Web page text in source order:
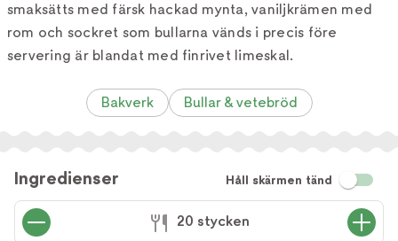
smaksätts med färsk hackad mynta, vaniljkrämen med
rom och sockret som bullarna vänds i precis före
servering är blandat med finrivet limeskal.
Bakverk Bullar & vetebröd
Ingredienser Håll skärmen tänd
20 stycken